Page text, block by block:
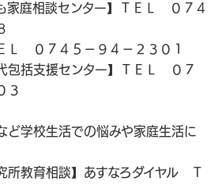
家庭相談センター】ＴＥＬ ０７４
Ｌ ０７４５－９４－２３０１
包括支援センター】ＴＥＬ ０７
３
ど学校生活での悩みや家庭生活に
所教育相談】あすなろダイヤル Ｔ